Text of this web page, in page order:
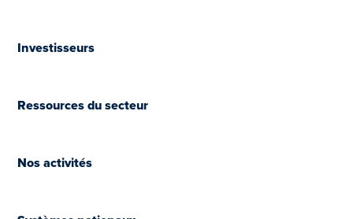
Investisseurs
Ressources du secteur
Nos activités